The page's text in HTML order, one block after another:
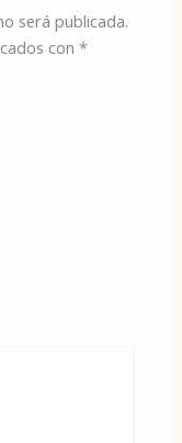
será publicada.
con*